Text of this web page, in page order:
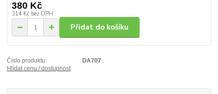
380 Kč
314 Kč bez DPH
Přidat do košíku
Číslo produktu:
DA707
Hlídat cenu / dostupnost